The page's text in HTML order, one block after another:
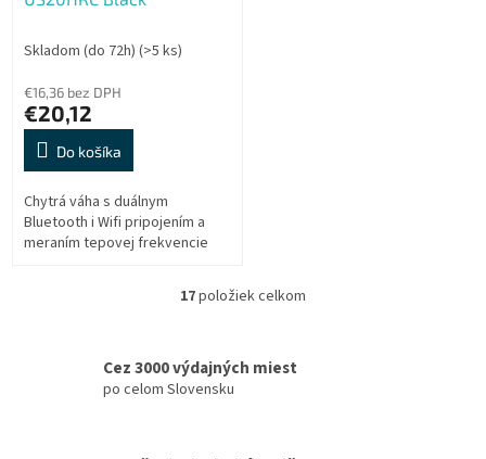
Skladom (do 72h) (>5 ks)
€16,36 bez DPH
€20,12
Do košíka
Chytrá váha s duálnym
Bluetooth i Wifi pripojením a
meraním tepovej frekvencie
O
á
17položiek celkom
Cez 3000 výdajných miest
po celom Slovensku